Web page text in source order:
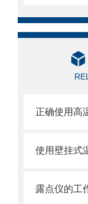
使用壁挂式
露点仪的工